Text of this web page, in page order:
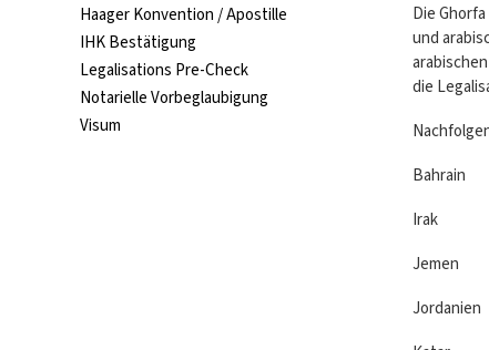
Haager Konvention / Apostille
IHK Bestätigung
Legalisations Pre-Check
Notarielle Vorbeglaubigung
Visum
Die
und
die
Irak